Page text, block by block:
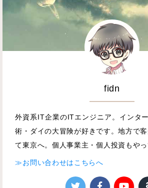
fidn
外資系IT企業のITエンジニア。インタ
術・ダイの大冒険が好きです。地方で
て東京へ。個人事業主・個人投資もやっ
≫お問い合わせはこちらへ